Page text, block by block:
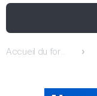
Accueil du forum